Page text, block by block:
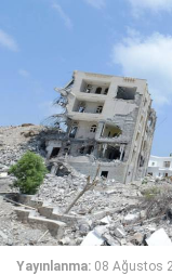
Yayınlanma: 08 Ağustos